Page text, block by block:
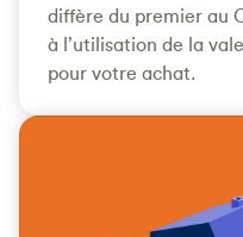
diffère du premier au
à l’utilisation de la
pour votre achat.